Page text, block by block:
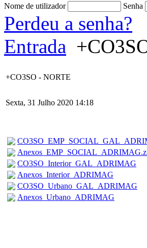
Nome de utilizador Senha
Perdeu a senha?
Entrada
+CO3SO - NORTE
Sexta, 31 Julho 2020 14:18
CO3SO_Interior_GAL_ADRIMAG
Anexos_Interior_ADRIMAG
CO3SO_Urbano_GAL_ADRIMAG
Anexos_Urbano_ADRIMAG